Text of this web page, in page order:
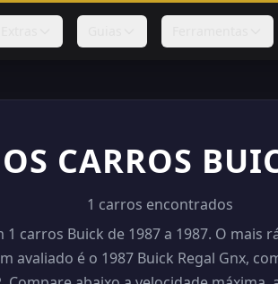
CARROS
1 carros encontrados
carros Buick de 1987 a 1987. O mais
avaliado é o 1987 Buick Regal Gnx,